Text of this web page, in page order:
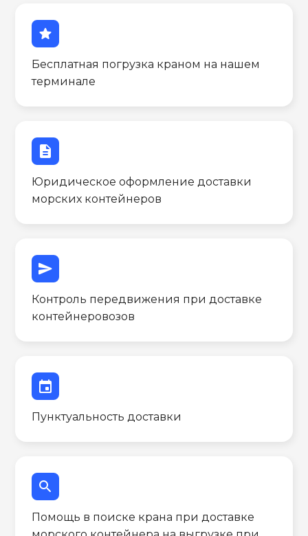
star
Бесплатная погрузка краном на нашем
терминале
description
Юридическое оформление доставки
морских контейнеров
send
Контроль передвижения при доставке
контейнеровозов
event
Пунктуальность доставки
search
Помощь в поиске крана при доставке